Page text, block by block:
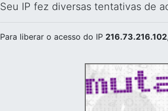
Seu IP fez diversas tentativas de
Para liberar o acesso do IP 216.73.216.102